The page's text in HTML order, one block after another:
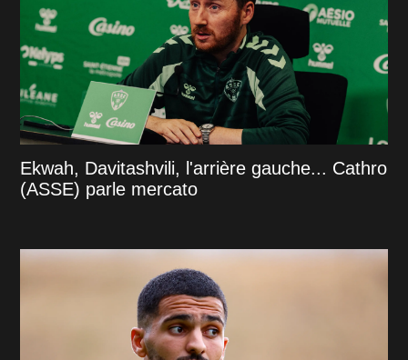
Ekwah, Davitashvili, l'arrière gauche... Cathro
(ASSE) parle mercato